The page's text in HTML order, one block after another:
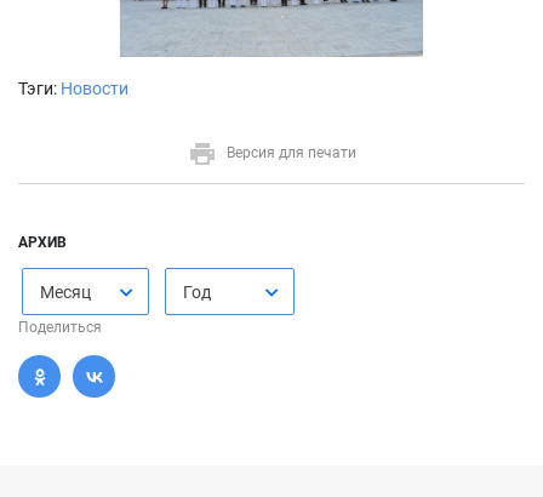
Тэги: Новости
Версия для печати
АРХИВ
Месяц Год
Поделиться